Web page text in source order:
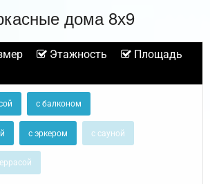
дома 8х9
Этажность
Площадь
с балконом
с эркером с сауной